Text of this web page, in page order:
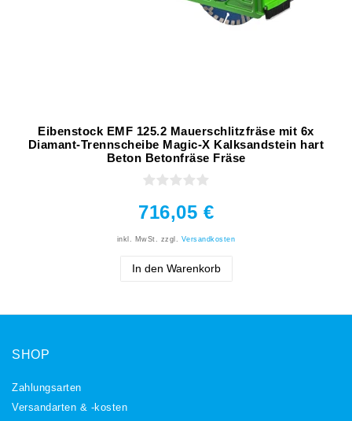
Eibenstock EMF 125.2 Mauerschlitzfräse mit 6x
Diamant-Trennscheibe Magic-X Kalksandstein hart
Beton Betonfräse Fräse
716,05 €
inkl. MwSt. zzgl. Versandkosten
In den Warenkorb
SHOP
Zahlungsarten
Versandarten & -kosten